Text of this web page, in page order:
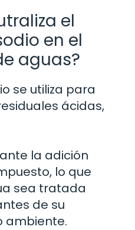
el
en el
aguas?
se utiliza para
ácidas,
la adición
lo que
sea tratada
de su
ambiente.